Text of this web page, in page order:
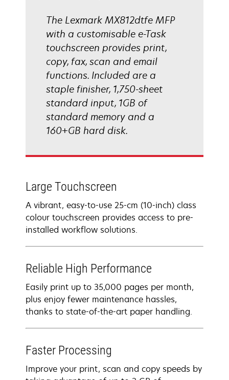
The Lexmark MX812dtfe MFP
with a customisable e-Task
touchscreen provides print,
copy, fax, scan and email
functions. Included are a
staple finisher, 1,750-sheet
standard input, 1GB of
standard memory and a
160+GB hard disk.
Large Touchscreen
A vibrant, easy-to-use 25-cm (10-inch) class
colour touchscreen provides access to pre-
installed workflow solutions.
Reliable High Performance
Easily print up to 35,000 pages per month,
plus enjoy fewer maintenance hassles,
thanks to state-of-the-art paper handling.
Faster Processing
Improve your print, scan and copy speeds by